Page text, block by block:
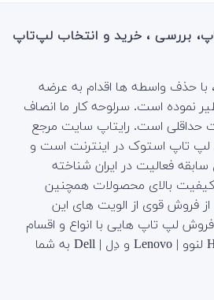
بررسی ، خرید و انتخاب لپ‌تاپ
با حذف واسطه ها اقدام به عرضه
نموده است. سرلوحه کار ما انصاف
حداقلی است. رایتاپ سایت مرجع
تاپ استوک در اینترنت است و
بیش از 10 سال سابقه فعالیت در ایران شناخته
بالای محصولات همچنین
فروش قوی از الویت های این
فروش لپ تاپ هایی با انواع و اقسام
برندهایی نظیر اچ پی | HP لنوو | Lenovo و دِل | Dell به شما